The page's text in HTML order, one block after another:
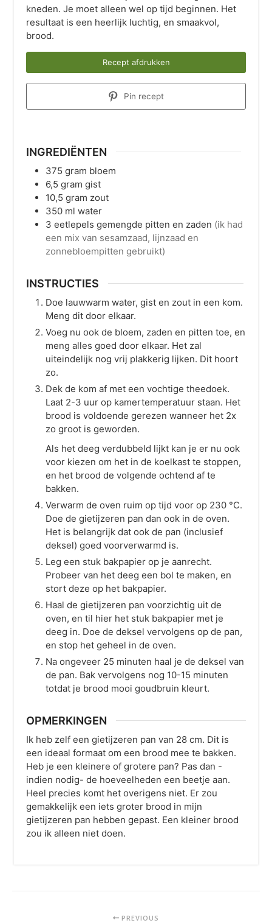
kneden. Je moet alleen wel op tijd beginnen. Het
resultaat is een heerlijk luchtig, en smaakvol,
brood.
Recept afdrukken
Pin recept
INGREDIËNTEN
375 gram bloem
6,5 gram gist
10,5 gram zout
350 ml water
3 eetlepels gemengde pitten en zaden (ik had
een mix van sesamzaad, lijnzaad en
zonnebloempitten gebruikt)
INSTRUCTIES
Doe lauwwarm water, gist en zout in een kom.
Meng dit door elkaar.
Voeg nu ook de bloem, zaden en pitten toe, en
meng alles goed door elkaar. Het zal
uiteindelijk nog vrij plakkerig lijken. Dit hoort
zo.
Dek de kom af met een vochtige theedoek.
Laat 2-3 uur op kamertemperatuur staan. Het
brood is voldoende gerezen wanneer het 2x
zo groot is geworden.
Als het deeg verdubbeld lijkt kan je er nu ook
voor kiezen om het in de koelkast te stoppen,
en het brood de volgende ochtend af te
bakken.
Verwarm de oven ruim op tijd voor op 230 °C.
Doe de gietijzeren pan dan ook in de oven.
Het is belangrijk dat ook de pan (inclusief
deksel) goed voorverwarmd is.
Leg een stuk bakpapier op je aanrecht.
Probeer van het deeg een bol te maken, en
stort deze op het bakpapier.
Haal de gietijzeren pan voorzichtig uit de
oven, en til hier het stuk bakpapier met je
deeg in. Doe de deksel vervolgens op de pan,
en stop het geheel in de oven.
Na ongeveer 25 minuten haal je de deksel van
de pan. Bak vervolgens nog 10-15 minuten
totdat je brood mooi goudbruin kleurt.
OPMERKINGEN
Ik heb zelf een gietijzeren pan van 28 cm. Dit is
een ideaal formaat om een brood mee te bakken.
Heb je een kleinere of grotere pan? Pas dan -
indien nodig- de hoeveelheden een beetje aan.
Heel precies komt het overigens niet. Er zou
gemakkelijk een iets groter brood in mijn
gietijzeren pan hebben gepast. Een kleiner brood
zou ik alleen niet doen.
PREVIOUS